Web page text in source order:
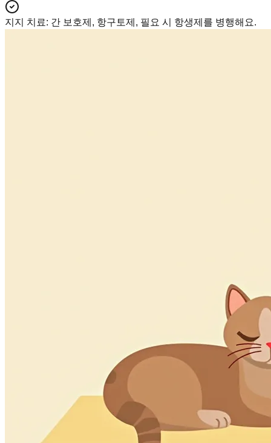
지지 치료: 간 보호제, 항구토제, 필요 시 항생제를 병행해요.